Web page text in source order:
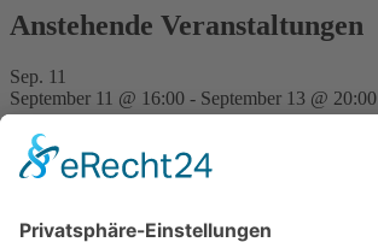
Anstehende Veranstaltungen
Sep. 11
September 11 @ 16:00 - September 13 @ 20:00
FVD Kongress auf der Bude Gera